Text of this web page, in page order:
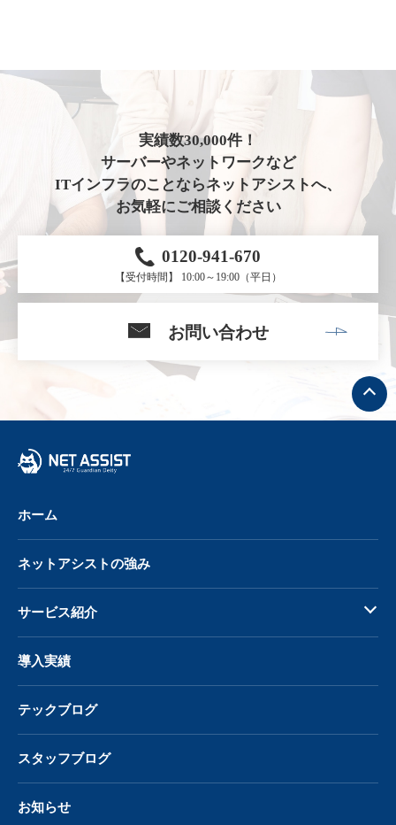
実績数30,000件！
サーバーやネットワークなど
ITインフラのことならネットアシストへ、
お気軽にご相談ください
0120-941-670
【受付時間】 10:00～19:00（平日）
お問い合わせ
ト
ッ
プ
へ
ホーム
ネットアシストの強み
サービス紹介
導入実績
テックブログ
スタッフブログ
お知らせ